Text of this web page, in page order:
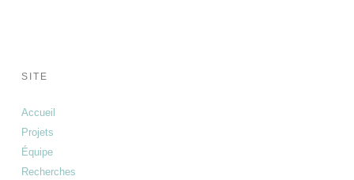
SITE
Accueil
Projets
Équipe
Recherches